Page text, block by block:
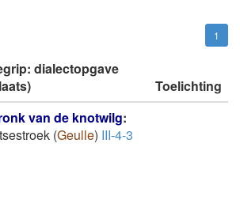
1
dialectopgave
Toelichting
van de knotwilg:
(Geulle) III-4-3